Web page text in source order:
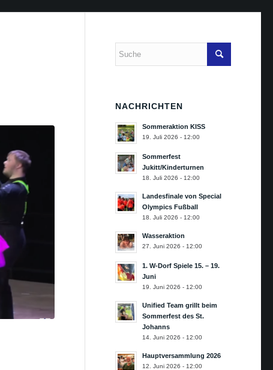
NACHRICHTEN
Sommeraktion KISS
19. Juli 2026 - 12:00
Sommerfest
Jukitt/Kinderturnen
18. Juli 2026 - 12:00
Landesfinale von Special
Olympics Fußball
18. Juli 2026 - 12:00
Wasseraktion
27. Juni 2026 - 12:00
1. W-Dorf Spiele 15. – 19.
Juni
19. Juni 2026 - 12:00
Unified Team grillt beim
Sommerfest des St.
Johanns
14. Juni 2026 - 12:00
Hauptversammlung 2026
12. Juni 2026 - 12:00